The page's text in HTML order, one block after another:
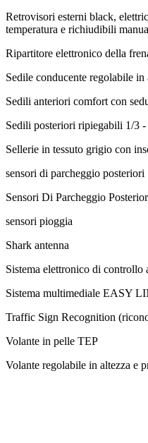
Retrovisori esterni black,
temperatura e richiudibili
Ripartitore elettronico della
Sedile conducente regolabile in
Sedili anteriori comfort con
Sedili posteriori ripiegabili 1/3 -
Sellerie in tessuto grigio con
sensori di parcheggio posteriori
Sensori Di Parcheggio
sensori pioggia
Shark antenna
Sistema elettronico di controllo
Sistema multimediale EASY
Traffic Sign Recognition
Volante in pelle TEP
Volante regolabile in altezza e